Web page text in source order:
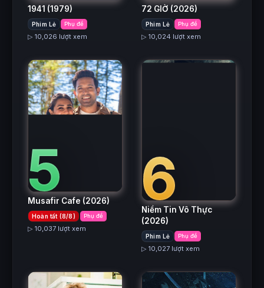
1941 (1979)
Phim Lẻ Phụ đề
▷ 10,026 lượt xem
72 GIỜ (2026)
Phim Lẻ Phụ đề
▷ 10,024 lượt xem
5
Musafir Cafe (2026)
Hoàn tất (8/8) Phụ đề
▷ 10,037 lượt xem
6
Niềm Tin Vô Thực
(2026)
Phim Lẻ Phụ đề
▷ 10,027 lượt xem